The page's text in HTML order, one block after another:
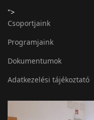
">
Csoportjaink
Programjaink
Dokumentumok
Adatkezelési tájékoztató